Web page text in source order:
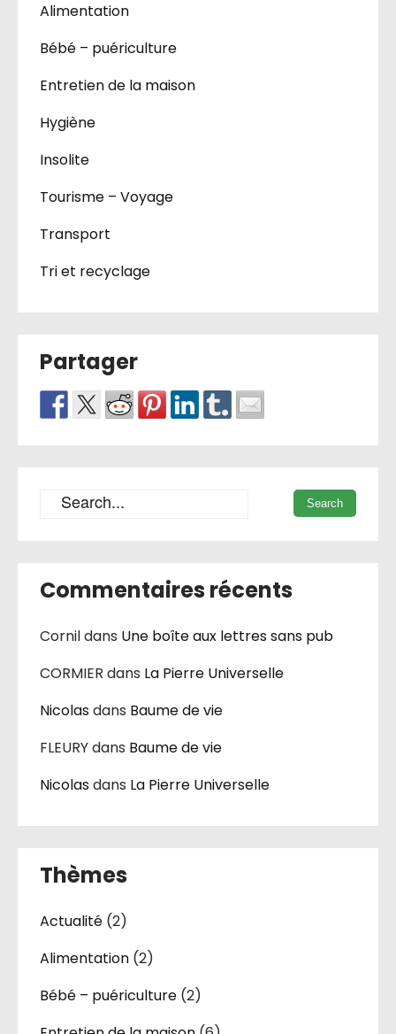
Alimentation
Bébé – puériculture
Entretien de la maison
Hygiène
Insolite
Tourisme – Voyage
Transport
Tri et recyclage
Partager
Commentaires récents
Cornildans Une boîte aux lettres sans pub
CORMIER dans La Pierre Universelle
Nicolasdans Baume de vie
FLEURYdans Baume de vie
Nicolasdans La Pierre Universelle
Thèmes
Actualité (2)
Alimentation (2)
Bébé – puériculture (2)